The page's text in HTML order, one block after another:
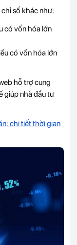
số khác như:
có vốn hóa lớn
có vốn hóa lớn
hỗ trợ cung
giúp nhà đầu tư
chi tiết thời gian